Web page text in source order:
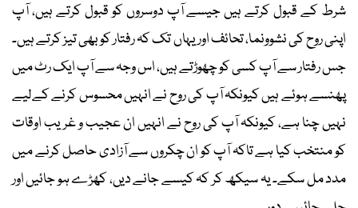
شرط کے قبول کرتے ہیں جیسے آپ دوسروں کو قبول کرتے ہیں، آپ
اپنی روح کی نشوونما، تحائف اور یہاں تک کہ رفتار کو بھی تیز کرتے ہیں۔
جس رفتار سے آپ کسی کو چھوڑتے ہیں، اس وجہ سے آپ ایک رٹ میں
پھنسے ہوئے ہیں کیونکہ آپ کی روح نے انہیں محسوس کرنے کےلیے
نہیں چنا ہے، کیونکہ آپ کی روح نے انہیں ان عجیب و غریب اوقات
کو منتخب کیا ہے تاکہ آپ کو ان چکروں سے آزادی حاصل کرنے میں
مدد مل سکے۔ یہ سیکھ کر کہ کیسے جانے دیں، کھڑے ہو جائیں اور